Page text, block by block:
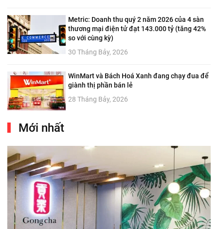
Metric: Doanh thu quý 2 năm 2026 của 4 sàn
thương mại điện tử đạt 143.000 tỷ (tăng 42%
so với cùng kỳ)
30 Tháng Bảy, 2026
WinMart và Bách Hoá Xanh đang chạy đua để
giành thị phần bán lẻ
28 Tháng Bảy, 2026
Mới nhất